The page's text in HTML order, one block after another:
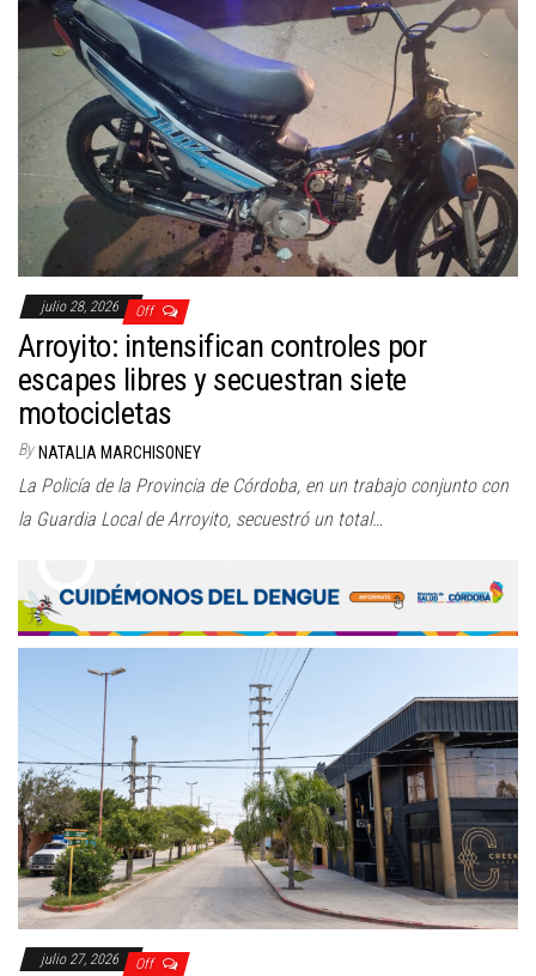
julio 28, 2026 Off
Arroyito: intensifican controles por
escapes libres y secuestran siete
motocicletas
By NATALIA MARCHISONEY
La Policía de la Provincia de Córdoba, en un trabajo conjunto con
la Guardia Local de Arroyito, secuestró un total…
julio 27, 2026 Off